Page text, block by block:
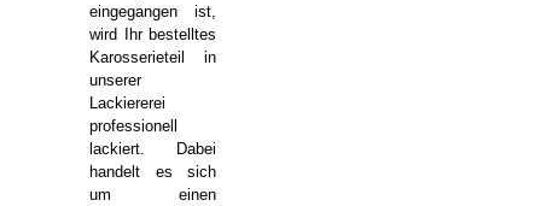
eingegangen ist,
wird Ihr bestelltes
Karosserieteil in
unserer
Lackiererei
professionell
lackiert. Dabei
handelt es sich
um einen